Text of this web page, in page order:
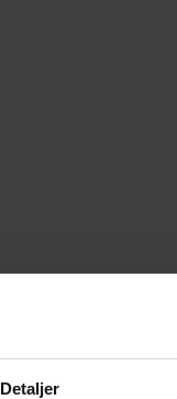
Detaljer